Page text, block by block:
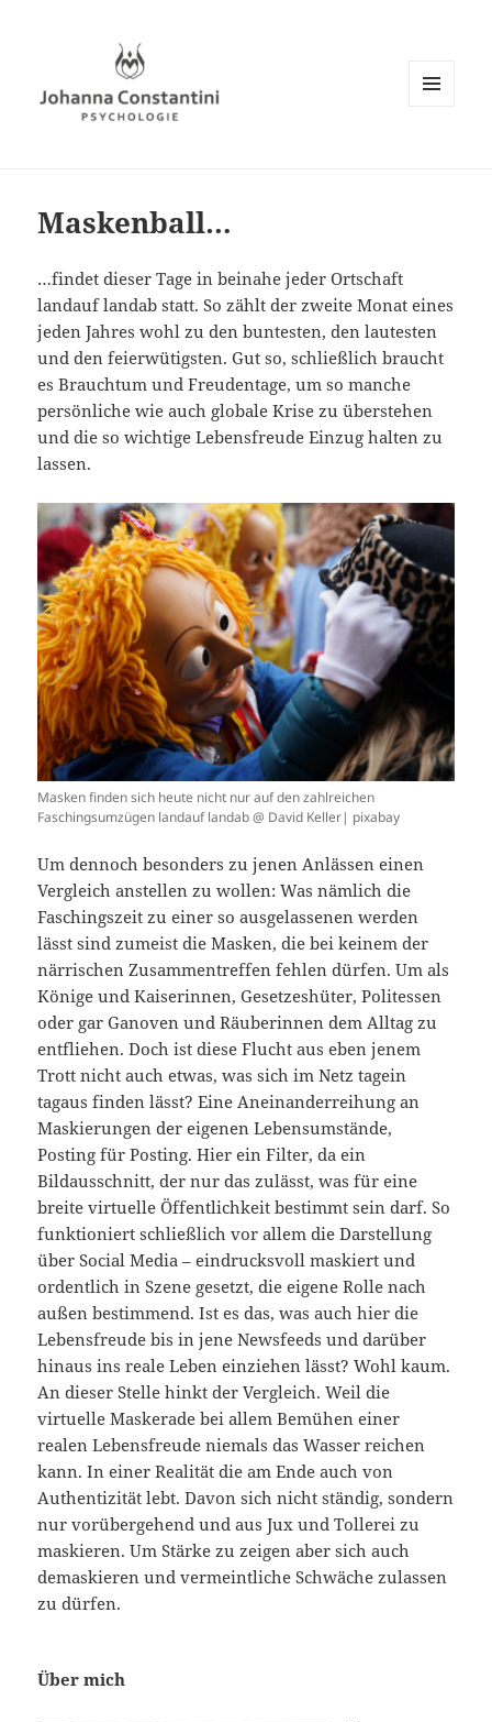
Maskenball…
…findet dieser Tage in beinahe jeder Ortschaft
landauf landab statt. So zählt der zweite Monat eines
jeden Jahres wohl zu den buntesten, den lautesten
und den feierwütigsten. Gut so, schließlich braucht
es Brauchtum und Freudentage, um so manche
persönliche wie auch globale Krise zu überstehen
und die so wichtige Lebensfreude Einzug halten zu
lassen.
Masken finden sich heute nicht nur auf den zahlreichen
Faschingsumzügen landauf landab @ David Keller| pixabay
Um dennoch besonders zu jenen Anlässen einen
Vergleich anstellen zu wollen: Was nämlich die
Faschingszeit zu einer so ausgelassenen werden
lässt sind zumeist die Masken, die bei keinem der
närrischen Zusammentreffen fehlen dürfen. Um als
Könige und Kaiserinnen, Gesetzeshüter, Politessen
oder gar Ganoven und Räuberinnen dem Alltag zu
entfliehen. Doch ist diese Flucht aus eben jenem
Trott nicht auch etwas, was sich im Netz tagein
tagaus finden lässt? Eine Aneinanderreihung an
Maskierungen der eigenen Lebensumstände,
Posting für Posting. Hier ein Filter, da ein
Bildausschnitt, der nur das zulässt, was für eine
breite virtuelle Öffentlichkeit bestimmt sein darf. So
funktioniert schließlich vor allem die Darstellung
über Social Media – eindrucksvoll maskiert und
ordentlich in Szene gesetzt, die eigene Rolle nach
außen bestimmend. Ist es das, was auch hier die
Lebensfreude bis in jene Newsfeeds und darüber
hinaus ins reale Leben einziehen lässt? Wohl kaum.
An dieser Stelle hinkt der Vergleich. Weil die
virtuelle Maskerade bei allem Bemühen einer
realen Lebensfreude niemals das Wasser reichen
kann. In einer Realität die am Ende auch von
Authentizität lebt. Davon sich nicht ständig, sondern
nur vorübergehend und aus Jux und Tollerei zu
maskieren. Um Stärke zu zeigen aber sich auch
demaskieren und vermeintliche Schwäche zulassen
zu dürfen.
Über mich